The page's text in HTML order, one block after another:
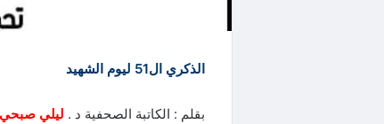
الذكري ال51 ليوم الشهيد
بقلم : الكاتبة الصحفية د . ليلي صبحي